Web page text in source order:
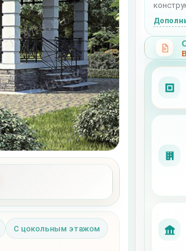
С цокольным этажом